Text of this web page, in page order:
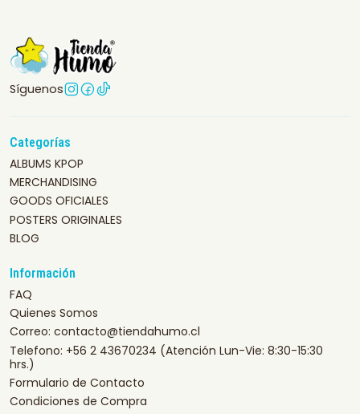
Síguenos
Categorías
ALBUMS KPOP
MERCHANDISING
GOODS OFICIALES
POSTERS ORIGINALES
BLOG
Información
FAQ
Quienes Somos
Correo: contacto@tiendahumo.cl
Telefono: +56 2 43670234 (Atención Lun-Vie: 8:30-15:30
hrs.)
Formulario de Contacto
Condiciones de Compra